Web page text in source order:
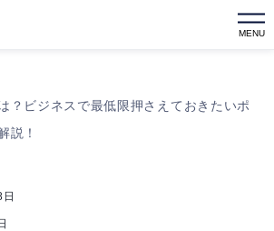
MENU
？ビジネスで最低限押さえておきたいポ
説！